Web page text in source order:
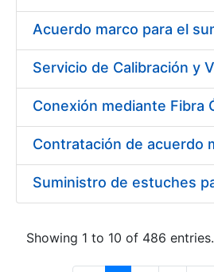
Showing 1 to 10 of 486 entries.